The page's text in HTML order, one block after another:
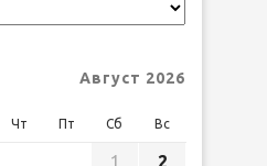
Август 2026
Чт Пт Сб Вс
1
2